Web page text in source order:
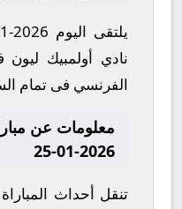
نادي أولمبيك
الفرنسي فى تمام الساعه 19:15
معلومات عن
2026-01-25
تنقل أحداث